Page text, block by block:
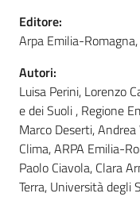
Editore:
Arpa Emilia-
Autori:
Luisa Perini, Lorenzo
e dei Suoli , Regione
Marco Deserti,
Clima, ARPA Emilia-
Paolo Ciavola, Clara
Terra, Università degli